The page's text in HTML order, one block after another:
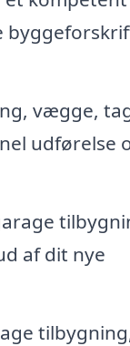
vægge,
udførelse
af dit nye